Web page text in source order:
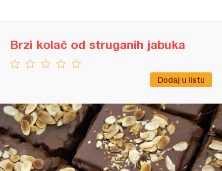
Dodaj u listu
Brzi kolač od struganih jabuka